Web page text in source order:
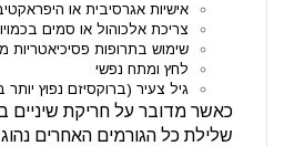
אישיות אגרסיבית או
צריכת אלכוהול או סמים
שימוש בתרופות פסיכיאטריות
לחץ ומתח נפשי
גיל צעיר (ברוקסיזם נפוץ יותר
כאשר מדובר על חריקת שיניים
שלילת כל הגורמים האחרים